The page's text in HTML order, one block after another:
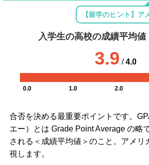
【留学のヒント】
入学生の高校の成績平均値
3.9 /4.0
0.0 1.0 2.0
合否を決める最重要ポイントです。
エー）とは Grade Point Average の略
される＜成績平均値＞のこと。アメリ
視します。